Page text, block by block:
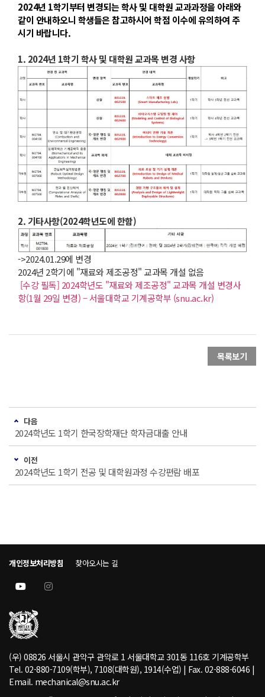
2024년 1학기부터 변경되는 학사 및 대학원 교과과정을 아래와
같이 안내하오니 학생들은 참고하시어 학점 이수에 유의하여 주
시기 바랍니다.
1. 2024년 1학기 학사 및 대학원 교과목 변경 사항
2. 기타사항(2024학년도에 한함)
->2024.01.29에 변경
2024년 2학기에 "재료와 제조공정" 교과목 개설 없음
[수강 필독] 2024학년도 "재료와 제조공정" 교과목 개설 변경사
항(1월 29일 변경) – 서울대학교 기계공학부 (snu.ac.kr)
목록보기
다음
2024학년도 1학기 한국장학재단 학자금대출 안내
이전
2024학년도 1학기 전공 및 대학원과정 수강편람 배포
개인정보처리방침 찾아오시는 길
(우) 08826 서울시 관악구 관악로 1 서울대학교 301동 116호 기계공학부
Tel. 02-880-7109(학부), 7108(대학원), 1914(수업) | Fax. 02-888-6046 |
Email. mechanical@snu.ac.kr